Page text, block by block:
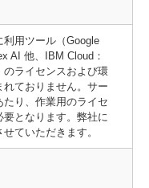
利用ツール（Google
AI 他、IBM Cloud：
のライセンスおよび環
れておりません。サー
たり、作業用のライセ
要となります。弊社に
ていただきます。